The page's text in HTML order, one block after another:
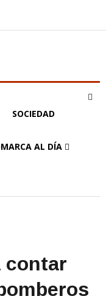
SOCIEDAD
AL DÍA
contar